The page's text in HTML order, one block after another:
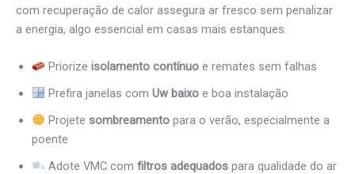
com recuperação de calor assegura ar fresco sem penalizar
a energia, algo essencial em casas mais estanques.
Priorize isolamento contínuoe remates sem falhas
Prefira janelas com Uw baixoe boa instalação
Projete sombreamentopara o verão, especialmente a
poente
Adote VMC com filtros adequadospara qualidade do ar